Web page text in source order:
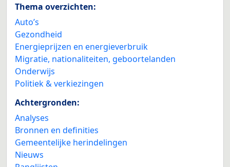
Thema overzichten:
Auto’s
Gezondheid
Energieprijzen en energieverbruik
Migratie, nationaliteiten, geboortelanden
Onderwijs
Politiek & verkiezingen
Achtergronden:
Analyses
Bronnen en definities
Gemeentelijke herindelingen
Nieuws